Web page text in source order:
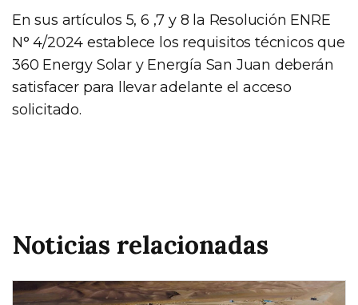
En sus artículos 5, 6 ,7 y 8 la Resolución ENRE
N° 4/2024 establece los requisitos técnicos que
360 Energy Solar y Energía San Juan deberán
satisfacer para llevar adelante el acceso
solicitado.
Noticias relacionadas